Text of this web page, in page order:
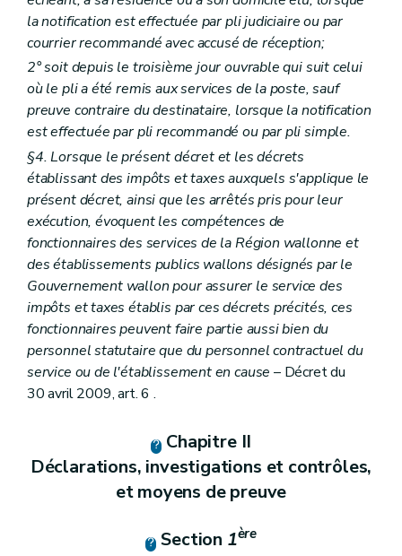
Art. 61
Art.
Art. 62
ChapitreVIIIbis
Responsabilité et obligations de certains officiers ministériels, fonctionnaires publics, autres personnes et établissements ou organismes de crédit
Art.62 bis
Art.
62 ter
Art.62quater
Art.62quinquies
Art.62sexies
Chapitre IX
Sanctions administratives
Art. 63
Art. 64
ChapitreIXbis
Assistance mutuelle
Section 1
Dispositions générales et définitions
Art.
bis
Section2
Echanges d'informations sur demande
Art. 64 ter
Section3
Délais
Art.64quater
Section4
Échange automatique et obligatoire d'informations
Art.64quinquies
Art.64quinquies/1
Art.64quinquies/2
Autres formes de coopération administrative
Art.64septies
Section7
Conditions régissant la coopération administrative
64octies
Dispositions modificatives et abrogatoires
la notification est effectuée par pli judiciaire ou par
courrier recommandé avec accusé de réception;
2° soit depuis le troisième jour ouvrable qui suit celui
où le pli a été remis aux services de la poste, sauf
preuve contraire du destinataire, lorsque la notification
est effectuée par pli recommandé ou par pli simple.
§4. Lorsque le présent décret et les décrets
établissant des impôts et taxes auxquels s'applique le
présent décret, ainsi que les arrêtés pris pour leur
exécution, évoquent les compétences de
fonctionnaires des services de la Région wallonne et
des établissements publics wallons désignés par le
Gouvernement wallon pour assurer le service des
impôts et taxes établis par ces décrets précités, ces
fonctionnaires peuvent faire partie aussi bien du
personnel statutaire que du personnel contractuel du
service ou de l'établissement en cause – Décret du
30 avril 2009, art. 6 .
Chapitre II
Déclarations, investigations et contrôles,
et moyens de preuve
Section 1ère